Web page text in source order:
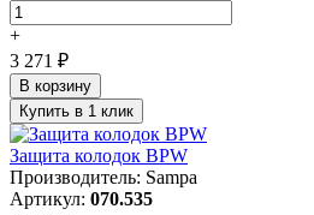
+
3 271 ₽
В корзину
Купить в 1 клик
Защита колодок BPW
Производитель: Sampa
Артикул: 070.535